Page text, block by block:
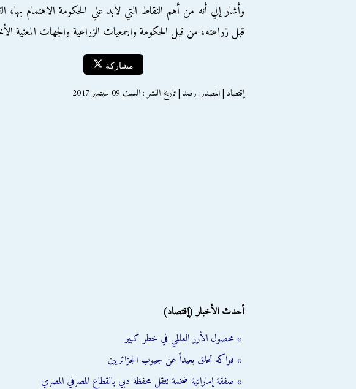
وأشار إلي أنه من أهم النقاط التي لابد علي الحكومة الاهتمام بها،
قبل زراعته، من قبل الحكومة والجمعيات الزراعية والجهات المعنية
مشاركة
إقتصاد | المصدر: رصد | تاريخ النشر : السبت 09 سبتمبر 2017
أحدث الأخبار (إقتصاد)
» محصول الأرز العالمي في خطر كبير
» فواكه تحلق بعيداً عن جيوب الجزائريين
» صفقة إماراتية ضخمة تثقل محفظة دبي بالقطاع المصرفي المصري